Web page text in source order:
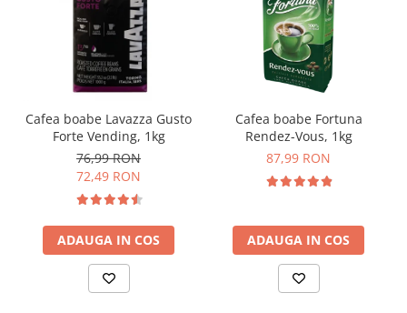
Cafea boabe Lavazza Gusto
Forte Vending, 1kg
76,99 RON
72,49 RON
ADAUGA IN COS
Cafea boabe Fortuna
Rendez-Vous, 1kg
87,99 RON
ADAUGA IN COS